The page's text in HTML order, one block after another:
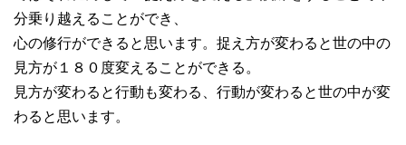
分乗り越えることができ、
心の修行ができると思います。捉え方が変わると世の中の
見方が１８０度変えることができる。
見方が変わると行動も変わる、行動が変わると世の中が変
わると思います。